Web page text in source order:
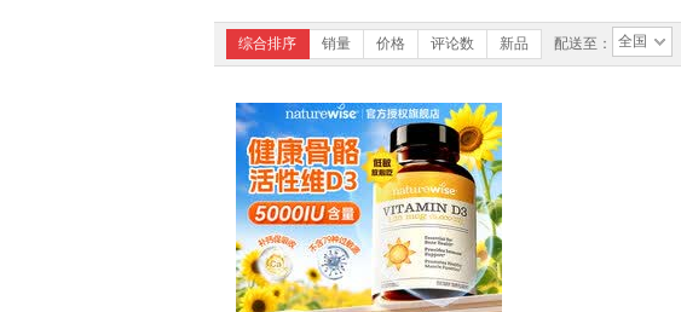
综合排序 销量 价格 评论数 新品 配送至： 全国